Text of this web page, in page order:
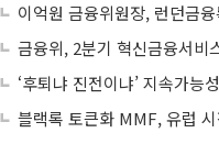
이억원 금융위원장, 런던금
금융위, 2분기 혁신금융서비
‘후퇴냐 진전이냐’ 지속가능
블랙록 토큰화 MMF, 유럽 시